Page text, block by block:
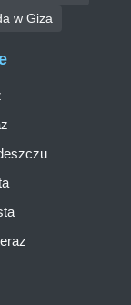
w Giza